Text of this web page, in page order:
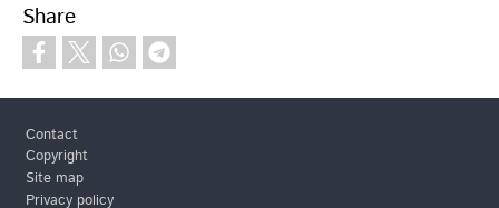
Share
Footer
Contact
Copyright
Site map
Privacy policy